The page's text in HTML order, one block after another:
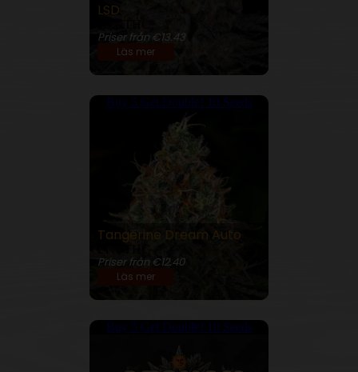
LSD
Priser från €13.43
Läs mer
Buy 5 Get Double! 10 Seeds
Tangerine Dream Auto
Priser från €12.40
Läs mer
Buy 5 Get Double! 10 Seeds